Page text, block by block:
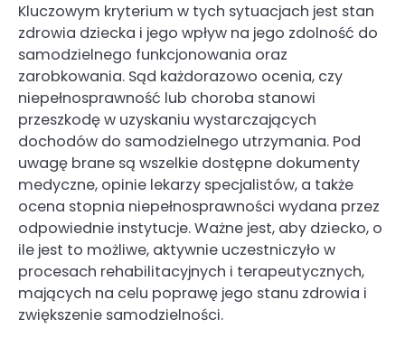
Kluczowym kryterium w tych sytuacjach jest stan
zdrowia dziecka i jego wpływ na jego zdolność do
samodzielnego funkcjonowania oraz
zarobkowania. Sąd każdorazowo ocenia, czy
niepełnosprawność lub choroba stanowi
przeszkodę w uzyskaniu wystarczających
dochodów do samodzielnego utrzymania. Pod
uwagę brane są wszelkie dostępne dokumenty
medyczne, opinie lekarzy specjalistów, a także
ocena stopnia niepełnosprawności wydana przez
odpowiednie instytucje. Ważne jest, aby dziecko, o
ile jest to możliwe, aktywnie uczestniczyło w
procesach rehabilitacyjnych i terapeutycznych,
mających na celu poprawę jego stanu zdrowia i
zwiększenie samodzielności.